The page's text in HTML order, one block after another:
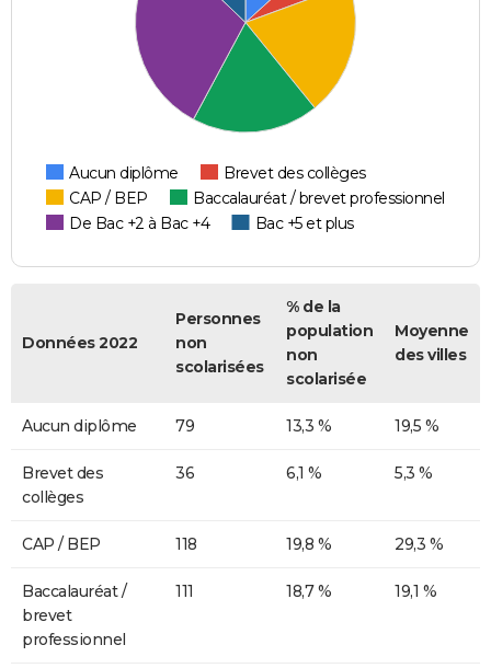
Aucun diplôme
Brevet des collèges
CAP / BEP
Baccalauréat / brevet professionnel
De Bac +2 à Bac +4
Bac +5 et plus
Données 2022
Personnes
non
scolarisées
% de la
population
non
scolarisée
Moyenne
des villes
Aucun diplôme 79 13,3 % 19,5 %
Brevet des
collèges
36 6,1 % 5,3 %
CAP / BEP 118 19,8 % 29,3 %
Baccalauréat /
brevet
professionnel
111 18,7 % 19,1 %